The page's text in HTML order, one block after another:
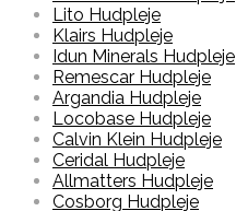
Lito Hudpleje
Klairs Hudpleje
Idun Minerals Hudpleje
Remescar Hudpleje
Argandia Hudpleje
Locobase Hudpleje
Calvin Klein Hudpleje
Ceridal Hudpleje
Allmatters Hudpleje
Cosborg Hudpleje